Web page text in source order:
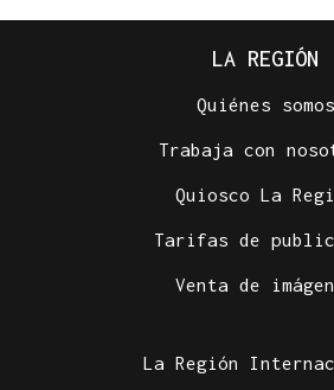
LA REGIÓN
Quiénes somos
Trabaja con
Quiosco La
Tarifas de
Venta de
La Región